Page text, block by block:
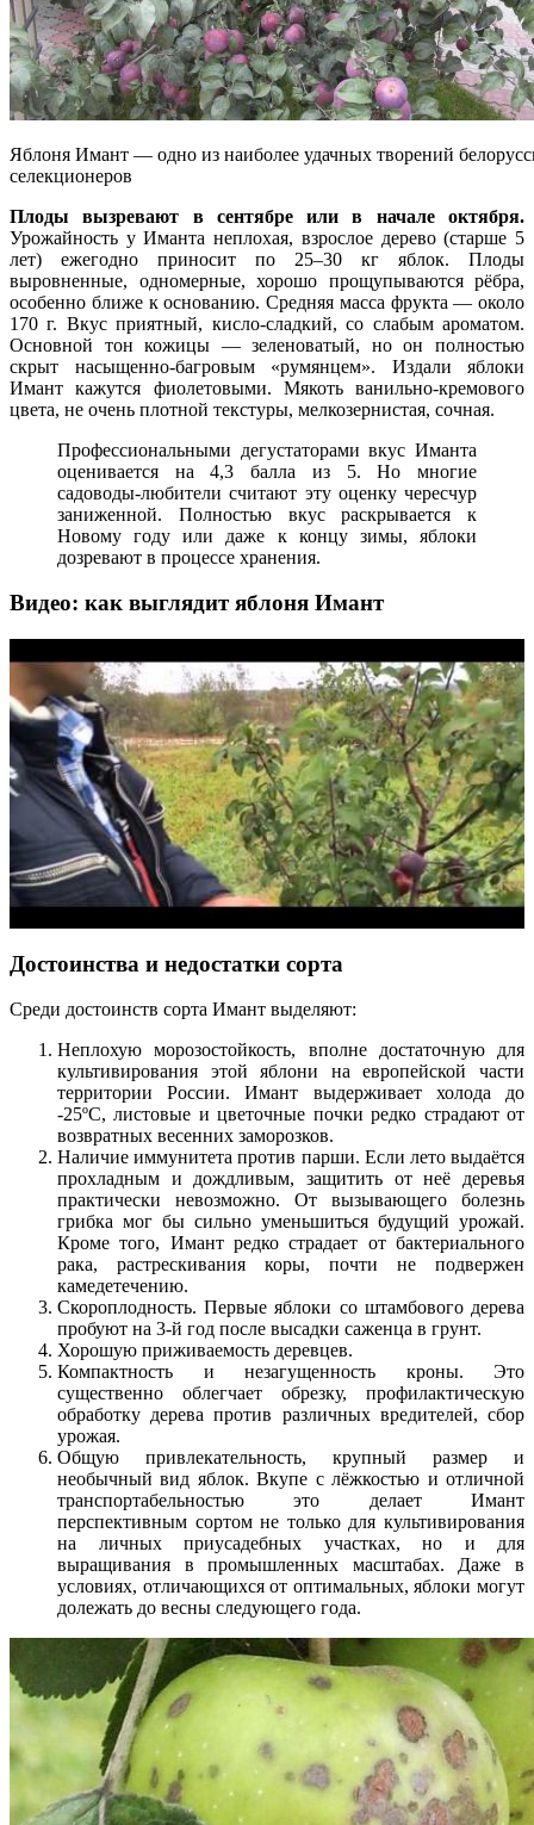
Яблоня Имант — одно из наиболее удачных творений
селекционеров
Плоды вызревают в сентябре или в начале октября.
Урожайность у Иманта неплохая, взрослое дерево (старше 5
лет) ежегодно приносит по 25–30 кг яблок. Плоды
выровненные, одномерные, хорошо прощупываются рёбра,
особенно ближе к основанию. Средняя масса фрукта — около
170 г. Вкус приятный, кисло-сладкий, со слабым ароматом.
Основной тон кожицы — зеленоватый, но он полностью
скрыт насыщенно-багровым «румянцем». Издали яблоки
Имант кажутся фиолетовыми. Мякоть ванильно-кремового
цвета, не очень плотной текстуры, мелкозернистая, сочная.
Профессиональными дегустаторами вкус Иманта
оценивается на 4,3 балла из 5. Но многие
садоводы-любители считают эту оценку чересчур
заниженной. Полностью вкус раскрывается к
Новому году или даже к концу зимы, яблоки
дозревают в процессе хранения.
Видео: как выглядит яблоня Имант
Достоинства и недостатки сорта
Среди достоинств сорта Имант выделяют:
Неплохую морозостойкость, вполне достаточную для
культивирования этой яблони на европейской части
территории России. Имант выдерживает холода до
-25ºС, листовые и цветочные почки редко страдают от
возвратных весенних заморозков.
Наличие иммунитета против парши. Если лето выдаётся
прохладным и дождливым, защитить от неё деревья
практически невозможно. От вызывающего болезнь
грибка мог бы сильно уменьшиться будущий урожай.
Кроме того, Имант редко страдает от бактериального
рака, растрескивания коры, почти не подвержен
камедетечению.
Скороплодность. Первые яблоки со штамбового дерева
пробуют на 3-й год после высадки саженца в грунт.
Хорошую приживаемость деревцев.
Компактность и незагущенность кроны. Это
существенно облегчает обрезку, профилактическую
обработку дерева против различных вредителей, сбор
урожая.
Общую привлекательность, крупный размер и
необычный вид яблок. Вкупе с лёжкостью и отличной
транспортабельностью это делает Имант
перспективным сортом не только для культивирования
на личных приусадебных участках, но и для
выращивания в промышленных масштабах. Даже в
условиях, отличающихся от оптимальных, яблоки могут
долежать до весны следующего года.